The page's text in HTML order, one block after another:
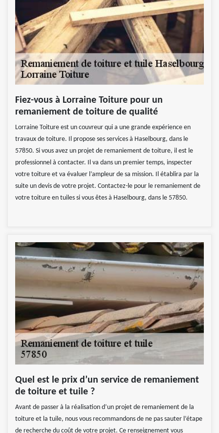
Fiez-vous à Lorraine Toiture pour un
remaniement de toiture de qualité
Lorraine Toiture est un couvreur qui a une grande expérience en
travaux de toiture. Il propose ses services à Haselbourg, dans le
57850. Si vous avez un projet de remaniement de toiture, il est le
professionnel à contacter. Il va dans un premier temps, inspecter
votre toiture et va évaluer l’ampleur de sa mission. Il établira par la
suite un devis de votre projet. Contactez-le pour le remaniement de
votre toiture en tuiles si vous êtes à Haselbourg, dans le 57850.
Quel est le prix d’un service de remaniement
de toiture et tuile ?
Avant de passer à la réalisation d’un projet de remaniement de la
toiture et la tuile, nous vous recommandons de ne pas sauter l’étape
de recherche du coût de votre projet. Ce renseignement vous